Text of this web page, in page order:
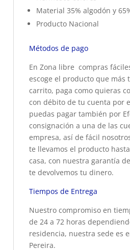
Material 35% algodón y
Producto Nacional
Métodos de pago
En Zona libre compras
escoge el producto que más
carrito, paga como quieras
con débito de tu cuenta por
puedas pagar también por
consignación a una de las
empresa, así de fácil
te llevamos el producto
casa, con nuestra garantía
te devolvemos tu dinero.
Tiempos de Entrega
Nuestro compromiso en
de 24 a 72 horas
residencia, nuestra sede es
Pereira.